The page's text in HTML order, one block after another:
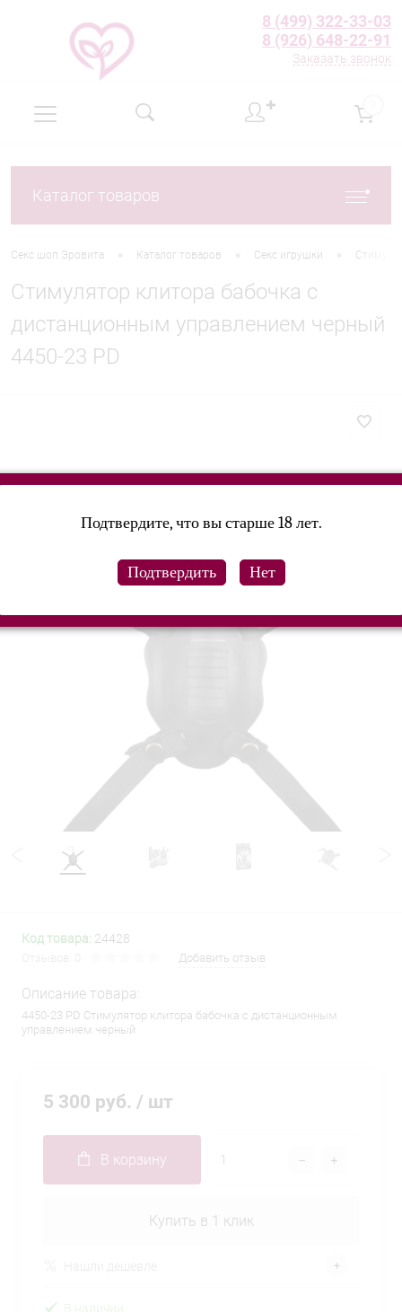
8 (499) 322-33-03
8 (926) 648-22-91
Заказать звонок
✚
Каталог товаров
Секс шоп Эровита Каталог товаров Секс игрушки
Стимулятор клитора бабочка с
дистанционным управлением черный
4450-23 PD
Код товара: 24428
Добавить отзыв
Описание товара:
4450-23 PD Стимулятор клитора бабочка с дистанционным
управлением черный
5 300 руб. / шт
В корзину
Купить в 1 клик
В наличии
Подтвердите, что вы старше 18 лет.